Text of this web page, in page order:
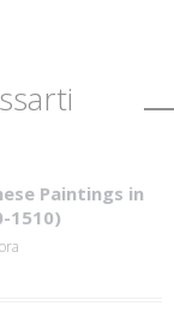
Paintings in
1510)